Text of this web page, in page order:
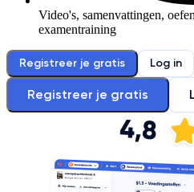
Video's, samenvattingen,
examentraining
Registreer je gratis Log in
Registreer je gratis